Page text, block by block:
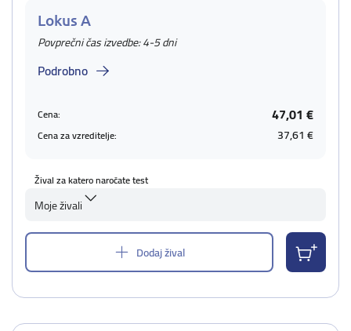
Lokus A
Povprečni čas izvedbe: 4-5 dni
Podrobno
Cena: 47,01 €
Cena za vzreditelje: 37,61 €
Žival za katero naročate test
Moje živali
Dodaj žival